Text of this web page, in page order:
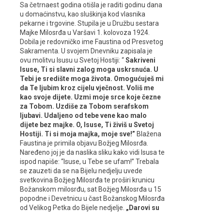
Sa četrnaest godina otišla je raditi godinu dana
u domaćinstvu, kao sluškinja kod vlasnika
pekarne i trgovine. Stupila je u Družbu sestara
Majke Milosrđa u Varšavi 1. kolovoza 1924.
Dobila je redovničko ime Faustina od Presvetog
Sakramenta. U svojem Dnevniku zapisala je
ovu molitvu Isusu u Svetoj Hostiji: “Sakriveni
Isuse, Ti si slavni zalog moga uskrsnuća. U
Tebi je središte moga života. Omogućuješ mi
da Te ljubim kroz cijelu vječnost. Voliš me
kao svoje dijete. Uzmi moje srce koje čezne
za Tobom. Uzdiše za Tobom serafskom
ljubavi. Udaljeno od tebe vene kao malo
dijete bez majke. O, Isuse, Ti živiš u Svetoj
Hostiji. Ti si moja majka, moje sve!” Blažena
Faustina je primila objavu Božjeg Milosrđa.
Naređeno joj je da naslika sliku kako vidi Isusa te
ispod napiše: “Isuse, u Tebe se ufam!” Trebala
se zauzeti da se na Bijelu nedjelju uvede
svetkovina Božjeg Milosrđa te proširi krunicu
Božanskom milosrđu, sat Božjeg Milosrđa u 15
popodne i Devetnicu u čast Božanskog Milosrđa
od Velikog Petka do Bijele nedjelje. „Darovi su